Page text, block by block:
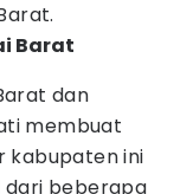
Barat
dan
membuat
kabupaten ini
dari beberapa